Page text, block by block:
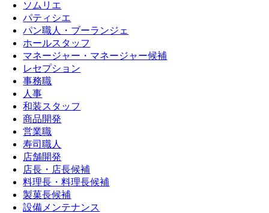
ソムリエ
パティシエ
パン職人・ブーランジェ
ホールスタッフ
マネージャー・マネージャー候補
レセプション
事務職
人事
和装スタッフ
商品開発
営業職
寿司職人
店舗開発
店長・店長候補
料理長・料理長候補
製菓長候補
設備メンテナンス